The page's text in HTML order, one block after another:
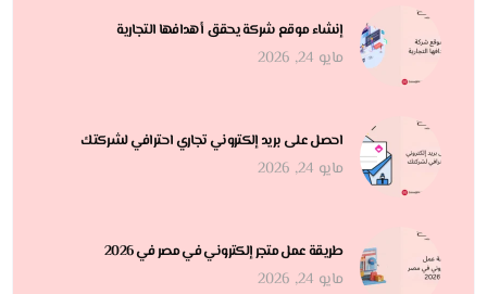
إنشاء موقع شركة يحقق أهدافها التجارية
مايو 24, 2026
احصل على بريد إلكتروني تجاري احترافي لشركتك
مايو 24, 2026
طريقة عمل متجر إلكتروني في مصر في 2026
مايو 24, 2026